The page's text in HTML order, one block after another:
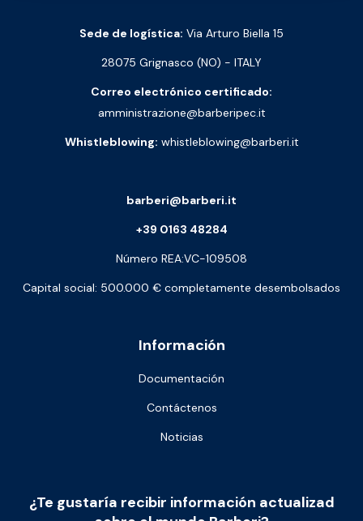
Sede de logística: Via Arturo Biella 15
28075 Grignasco (NO) - ITALY
Correo electrónico certificado:
amministrazione@barberipec.it
Whistleblowing: whistleblowing@barberi.it
Información
Documentación
Contáctenos
Noticias
barberi@barberi.it
+39 0163 48284
Número REA:VC-109508
Capital social: 500.000 € completamente desembolsados
¿Te gustaría recibir información actualizad